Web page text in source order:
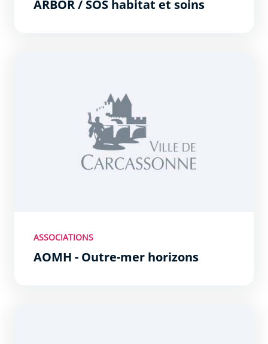
ARBOR / SOS habitat et soins
ASSOCIATIONS
AOMH - Outre-mer horizons